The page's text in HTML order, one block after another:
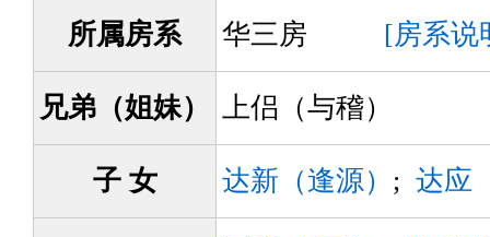
所属房系 华三房 [房系说
兄弟（姐妹） 上侣（与稽）
子 女 达新（逢源） ; 达应